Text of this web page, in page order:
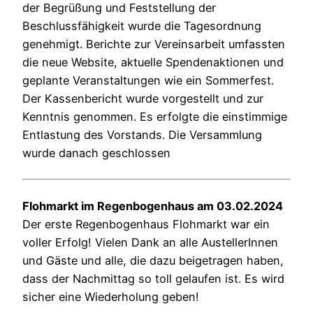
der Begrüßung und Feststellung der
Beschlussfähigkeit wurde die Tagesordnung
genehmigt. Berichte zur Vereinsarbeit umfassten
die neue Website, aktuelle Spendenaktionen und
geplante Veranstaltungen wie ein Sommerfest.
Der Kassenbericht wurde vorgestellt und zur
Kenntnis genommen. Es erfolgte die einstimmige
Entlastung des Vorstands. Die Versammlung
wurde danach geschlossen
Flohmarkt im Regenbogenhaus am 03.02.2024
Der erste Regenbogenhaus Flohmarkt war ein
voller Erfolg! Vielen Dank an alle AustellerInnen
und Gäste und alle, die dazu beigetragen haben,
dass der Nachmittag so toll gelaufen ist. Es wird
sicher eine Wiederholung geben!